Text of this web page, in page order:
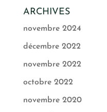
ARCHIVES
novembre 2024
décembre 2022
novembre 2022
octobre 2022
novembre 2020